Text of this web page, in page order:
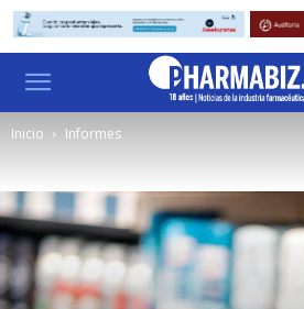
Inicio Informes